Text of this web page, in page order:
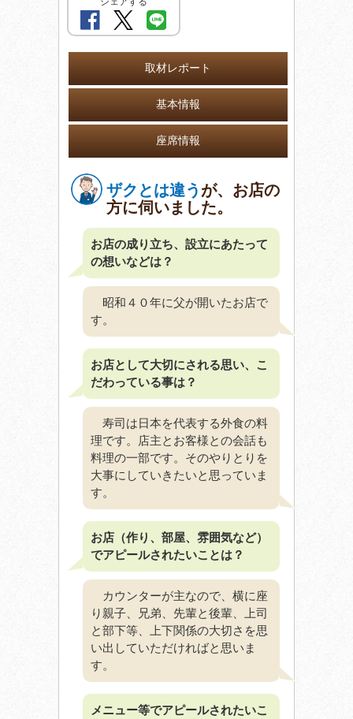
取材レポート
基本情報
座席情報
ザクとは違う が、お店の
方に伺いました。
お店の成り立ち、設立にあたって
の想いなどは？
昭和４０年に父が開いたお店で
す。
お店として大切にされる思い、こ
だわっている事は？
寿司は日本を代表する外食の料
理です。店主とお客様との会話も
料理の一部です。そのやりとりを
大事にしていきたいと思っていま
す。
お店（作り、部屋、雰囲気など）
でアピールされたいことは？
カウンターが主なので、横に座
り親子、兄弟、先輩と後輩、上司
と部下等、上下関係の大切さを思
い出していただければと思いま
す。
メニュー等でアピールされたいこ